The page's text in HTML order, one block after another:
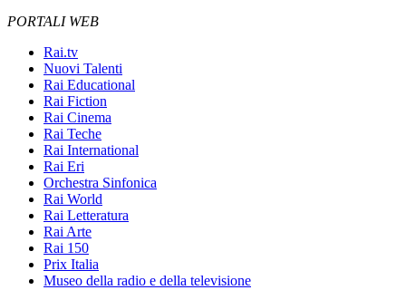
PORTALI WEB
Rai.tv
Nuovi Talenti
Rai Educational
Rai Fiction
Rai Cinema
Rai Teche
Rai International
Rai Eri
Orchestra Sinfonica
Rai World
Rai Letteratura
Rai Arte
Rai 150
Prix Italia
Museo della radio e della televisione